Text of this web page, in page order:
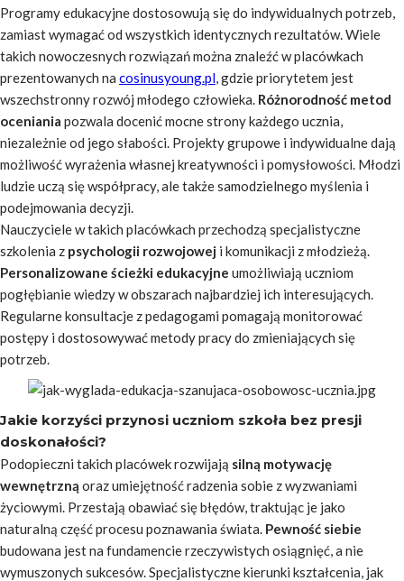
Programy edukacyjne dostosowują się do indywidualnych potrzeb,
zamiast wymagać od wszystkich identycznych rezultatów. Wiele
takich nowoczesnych rozwiązań można znaleźć w placówkach
prezentowanych na cosinusyoung.pl, gdzie priorytetem jest
wszechstronny rozwój młodego człowieka. Różnorodność metod
oceniania pozwala docenić mocne strony każdego ucznia,
niezależnie od jego słabości. Projekty grupowe i indywidualne dają
możliwość wyrażenia własnej kreatywności i pomysłowości. Młodzi
ludzie uczą się współpracy, ale także samodzielnego myślenia i
podejmowania decyzji.
Nauczyciele w takich placówkach przechodzą specjalistyczne
szkolenia z psychologii rozwojowej i komunikacji z młodzieżą.
Personalizowane ścieżki edukacyjne umożliwiają uczniom
pogłębianie wiedzy w obszarach najbardziej ich interesujących.
Regularne konsultacje z pedagogami pomagają monitorować
postępy i dostosowywać metody pracy do zmieniających się
potrzeb.
Jakie korzyści przynosi uczniom szkoła bez presji
doskonałości?
Podopieczni takich placówek rozwijają silną motywację
wewnętrzną oraz umiejętność radzenia sobie z wyzwaniami
życiowymi. Przestają obawiać się błędów, traktując je jako
naturalną część procesu poznawania świata. Pewność siebie
budowana jest na fundamencie rzeczywistych osiągnięć, a nie
wymuszonych sukcesów. Specjalistyczne kierunki kształcenia, jak